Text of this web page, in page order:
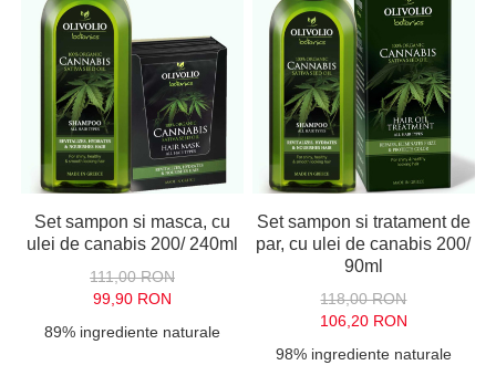
Set sampon si masca, cu
ulei de canabis 200/ 240ml
111,00 RON
99,90 RON
89% ingrediente naturale
Set sampon si tratament de
par, cu ulei de canabis 200/
90ml
118,00 RON
106,20 RON
98% ingrediente naturale